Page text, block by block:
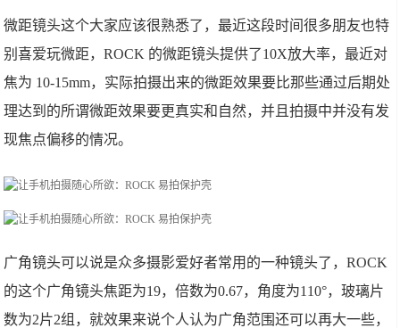
微距镜头这个大家应该很熟悉了，最近这段时间很多朋友也特
别喜爱玩微距，ROCK 的微距镜头提供了10X放大率，最近对
焦为 10-15mm，实际拍摄出来的微距效果要比那些通过后期处
理达到的所谓微距效果要更真实和自然，并且拍摄中并没有发
现焦点偏移的情况。
广角镜头可以说是众多摄影爱好者常用的一种镜头了，ROCK
的这个广角镜头焦距为19，倍数为0.67，角度为110°，玻璃片
数为2片2组，就效果来说个人认为广角范围还可以再大一些，